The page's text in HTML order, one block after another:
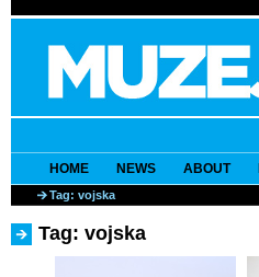
HOME NEWS ABOUT
Tag: vojska
Tag: vojska